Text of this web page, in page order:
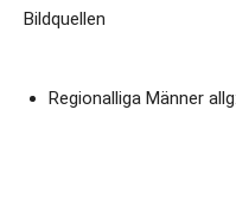
Bildquellen
Regionalliga Männer